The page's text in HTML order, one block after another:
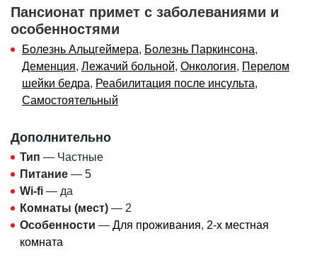
Пансионат примет с заболеваниями и
особенностями
Болезнь Альцгеймера, Болезнь Паркинсона,
Деменция, Лежачий больной, Онкология, Перелом
шейки бедра, Реабилитация после инсульта,
Самостоятельный
Дополнительно
Тип — Частные
Питание — 5
Wi-fi — да
Комнаты (мест) — 2
Особенности — Для проживания, 2-х местная
комната